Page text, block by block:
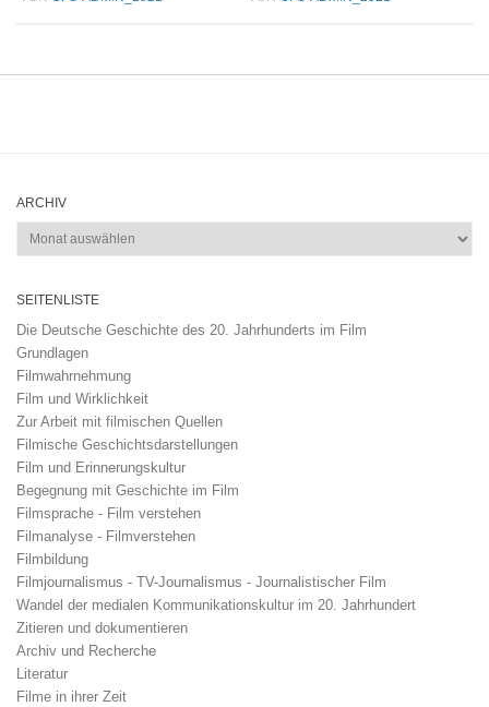
ARCHIV
Archiv
SEITENLISTE
Die Deutsche Geschichte des 20. Jahrhunderts im Film
Grundlagen
Filmwahrnehmung
Film und Wirklichkeit
Zur Arbeit mit filmischen Quellen
Filmische Geschichtsdarstellungen
Film und Erinnerungskultur
Begegnung mit Geschichte im Film
Filmsprache - Film verstehen
Filmanalyse - Filmverstehen
Filmbildung
Filmjournalismus - TV-Journalismus - Journalistischer Film
Wandel der medialen Kommunikationskultur im 20. Jahrhundert
Zitieren und dokumentieren
Archiv und Recherche
Literatur
Filme in ihrer Zeit